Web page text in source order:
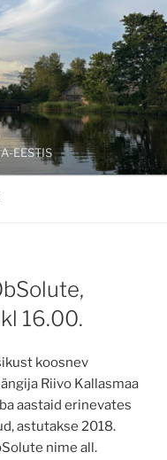
EESTIS
16.00.
koosnev
Riivo Kallasmaa
aastaid erinevates
astutakse 2018.
nime all.